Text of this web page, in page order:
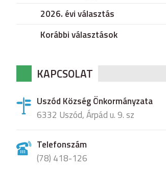
2026. évi választás
Korábbi választások
KAPCSOLAT
Uszód Község Önkormányzata
6332 Uszód, Árpád u. 9. sz
Telefonszám
(78) 418-126